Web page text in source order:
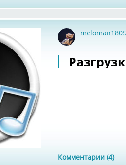
meloman1805
Комментарии (4)